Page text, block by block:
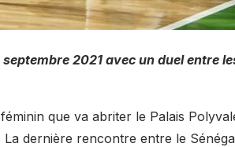
2021 avec un duel entre
que va abriter le Palais
dernière rencontre entre le